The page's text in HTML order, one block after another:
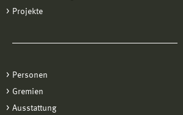
Projekte
Personen
Gremien
Ausstattung